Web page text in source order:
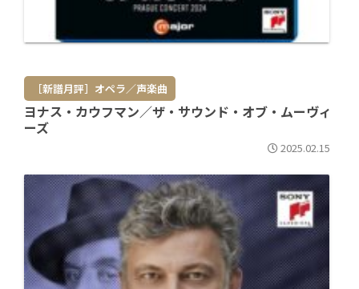
［新譜月評］オペラ／声楽曲
ヨナス・カウフマン／ザ・サウンド・オブ・ムーヴィ
ーズ
2025.02.15